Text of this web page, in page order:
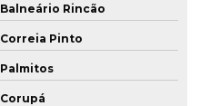
Balneário Rincão
Correia Pinto
Palmitos
Corupá